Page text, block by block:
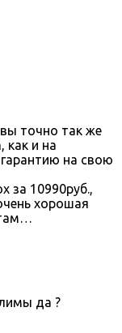
точно так же
как и на
на свою
за 10990руб.,
хорошая
да ?